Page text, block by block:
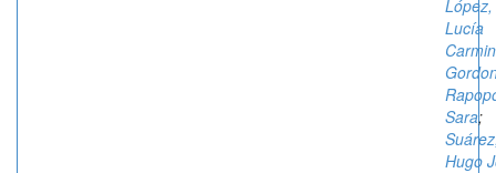
López,
Lucía
Sara;
Hugo